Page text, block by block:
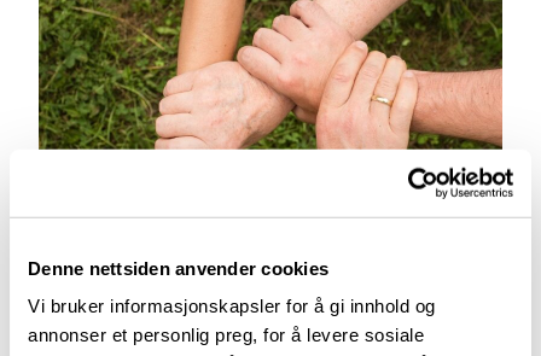
Denne nettsiden anvender cookies
Vi bruker informasjonskapsler for å gi innhold og
annonser et personlig preg, for å levere sosiale